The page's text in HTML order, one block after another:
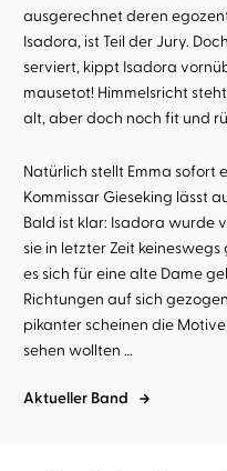
ausgerechnet deren
Isadora, ist Teil der Jury.
serviert, kippt Isadora
mausetot! Himmelsricht
alt, aber doch noch fit und
Natürlich stellt Emma sofort
Kommissar Gieseking lässt
Bald ist klar: Isadora wurde
sie in letzter Zeit
es sich für eine alte Dame
Richtungen auf sich
pikanter scheinen die
sehen wollten …
Aktueller Band